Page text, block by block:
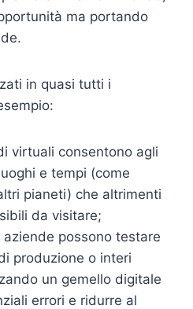
ma portando
in quasi tutti i
virtuali consentono agli
e tempi (come
pianeti) che altrimenti
da visitare;
possono testare
produzione o interi
un gemello digitale
errori e ridurre al